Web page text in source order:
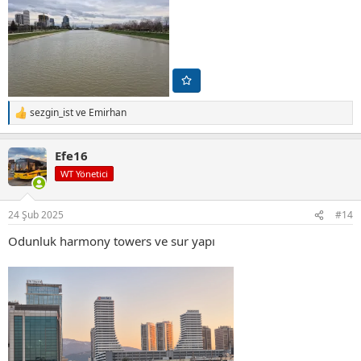
T
e
k
i
l
:
sezgin_istve Emirhan
Efe16
WT Yönetici
24 Şub 2025 #14
Odunluk harmony towers ve sur yapı